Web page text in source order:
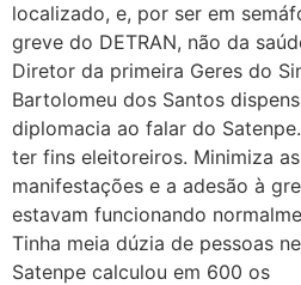
localizado, e, por ser em
greve do DETRAN, não da
Diretor da primeira Geres do
Bartolomeu dos Santos
diplomacia ao falar do
ter fins eleitoreiros. Minimiza as
manifestações e a adesão à
estavam funcionando
Tinha meia dúzia de pessoas
Satenpe calculou em 600 os